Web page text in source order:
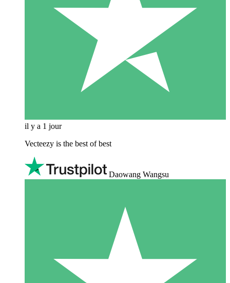
il y a 1 jour
Vecteezy is the best of best
Daowang Wangsu